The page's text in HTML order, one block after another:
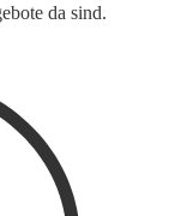
da sind.